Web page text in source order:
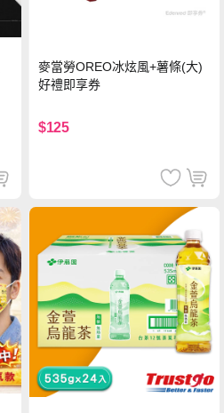
麥當勞OREO冰炫風+薯條(大)
好禮即享券
$125